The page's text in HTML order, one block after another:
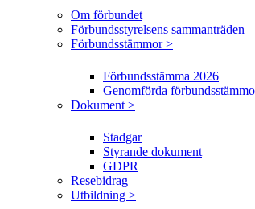
Om förbundet
Förbundsstyrelsens sammanträden
Förbundsstämmor >
Förbundsstämma 2026
Genomförda
Dokument >
Stadgar
Styrande dokument
GDPR
Resebidrag
Utbildning >